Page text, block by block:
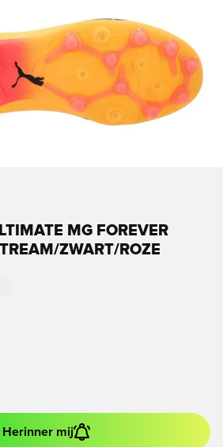
MG FOREVER
ZWART/ROZE
Herinner mij